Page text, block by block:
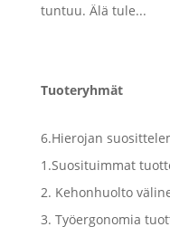
tuntuu. Älä tule...
Tuoteryhmät
6.Hierojan
1.Suosituimmat
2. Kehonhuolto
3. Työergonomia